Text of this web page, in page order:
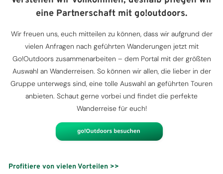
eine Partnerschaft mit go!outdoors.
Wir freuen uns, euch mitteilen zu können, dass wir aufgrund der
vielen Anfragen nach geführten Wanderungen jetzt mit
Go!Outdoors zusammenarbeiten – dem Portal mit der größten
Auswahl an Wanderreisen. So können wir allen, die lieber in der
Gruppe unterwegs sind, eine tolle Auswahl an geführten Touren
anbieten. Schaut gerne vorbei und findet die perfekte
Wanderreise für euch!
Profitiere von vielen Vorteilen >>